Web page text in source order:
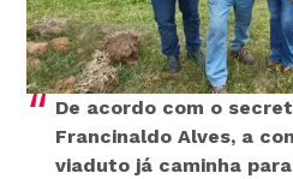
De acordo com o
Francinaldo Alves, a
viaduto já caminha